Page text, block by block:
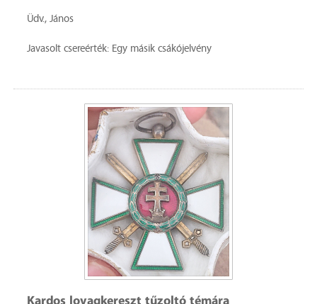
Üdv., János
Javasolt csereérték: Egy másik csákójelvény
Kardos lovagkereszt tűzoltó témára